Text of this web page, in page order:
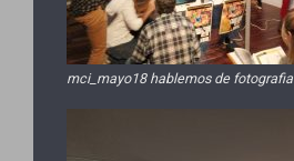
mci_mayo18 hablemos de fotografia